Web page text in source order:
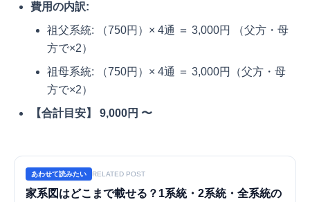
費用の内訳:
祖父系統: （750円）× 4通 ＝ 3,000円 （父方・母
方で×2）
祖母系統: （750円）× 4通 ＝ 3,000円（父方・母
方で×2）
【合計目安】 9,000円 〜
あわせて読みたい RELATED POST
家系図はどこまで載せる？1系統・2系統・全系統の